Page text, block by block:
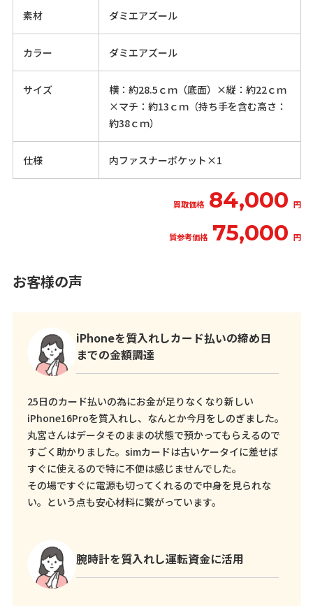
素材 ダミエアズール
カラー ダミエアズール
サイズ
横：約28.5ｃｍ（底面）×縦：約22ｃｍ
×マチ：約13ｃｍ（持ち手を含む高さ：
約38ｃｍ）
仕様 内ファスナーポケット×1
買取価格 84,000 円
質参考価格 75,000 円
お客様の声
iPhoneを質入れしカード払いの締め日
までの金額調達
25日のカード払いの為にお金が足りなくなり新しい
iPhone16Proを質入れし、なんとか今月をしのぎました。
丸宮さんはデータそのままの状態で預かってもらえるので
すごく助かりました。simカードは古いケータイに差せば
すぐに使えるので特に不便は感じませんでした。
その場ですぐに電源も切ってくれるので中身を見られな
い。という点も安心材料に繋がっています。
腕時計を質入れし運転資金に活用